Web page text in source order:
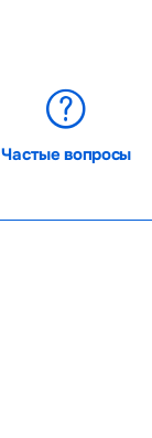
Частые вопросы